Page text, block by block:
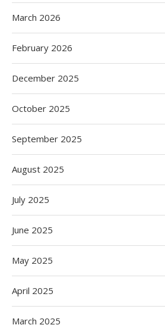
March 2026
February 2026
December 2025
October 2025
September 2025
August 2025
July 2025
June 2025
May 2025
April 2025
March 2025